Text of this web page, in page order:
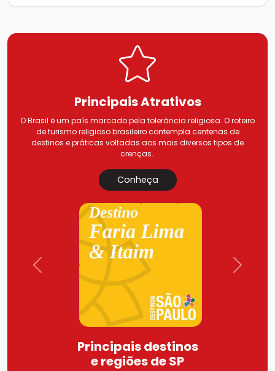
PrincipaisAtrativos
O Brasil é um país marcado pela tolerância religiosa. O roteiro
de turismo religioso brasileiro contempla centenas de
destinos e práticas voltadas aos mais diversos tipos de
crenças…
Conheça
Previous Next
Principais destinos
e regiões de SP